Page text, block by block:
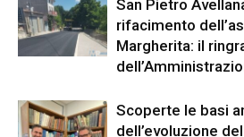
San Pietro
rifacimento
Margherita: il
Scoperte le basi
dell’evoluzione